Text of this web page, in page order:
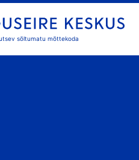
sõltumatu mõttekoda